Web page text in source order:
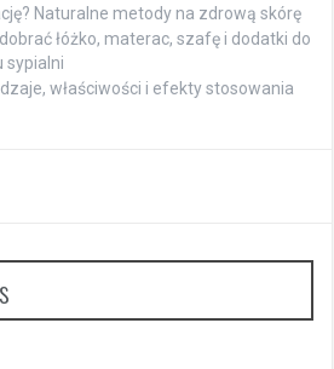
Naturalne metody na zdrową skórę
łóżko, materac, szafę i dodatki do
sypialni
właściwości i efekty stosowania